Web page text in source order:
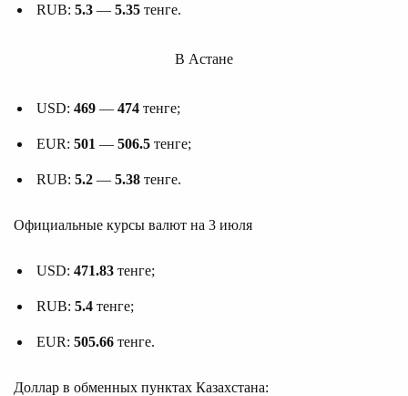
RUB: 5.3 — 5.35 тенге.
В Астане
USD: 469 — 474 тенге;
EUR: 501 — 506.5 тенге;
RUB: 5.2 — 5.38 тенге.
Официальные курсы валют на 3 июля
USD: 471.83 тенге;
RUB: 5.4 тенге;
EUR: 505.66 тенге.
Доллар в обменных пунктах Казахстана: